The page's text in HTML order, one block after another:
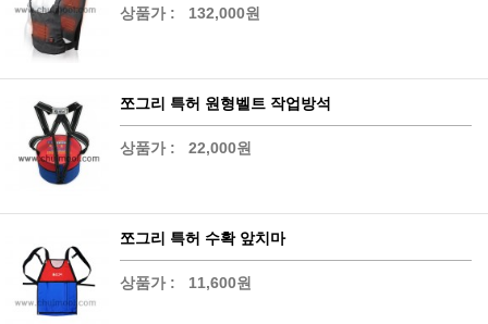
상품가 : 132,000원
쪼그리 특허 원형벨트 작업방석
상품가 : 22,000원
쪼그리 특허 수확 앞치마
상품가 : 11,600원